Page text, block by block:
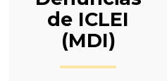
de ICLEI
(MDI)